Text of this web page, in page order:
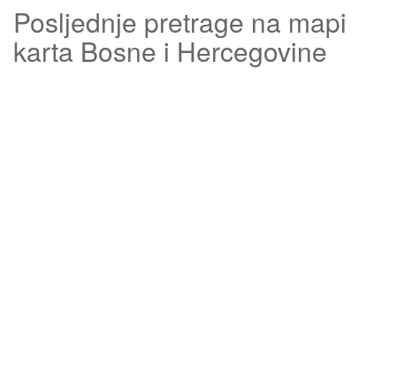
Posljednje pretrage na mapi
karta Bosne i Hercegovine